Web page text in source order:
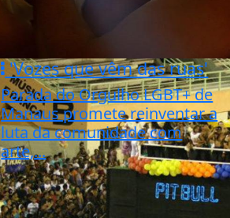
'Vozes que vêm das ruas'
Parada do Orgulho LGBT+ de
Manaus promete reinventar a
luta da comunidade com
arte,...